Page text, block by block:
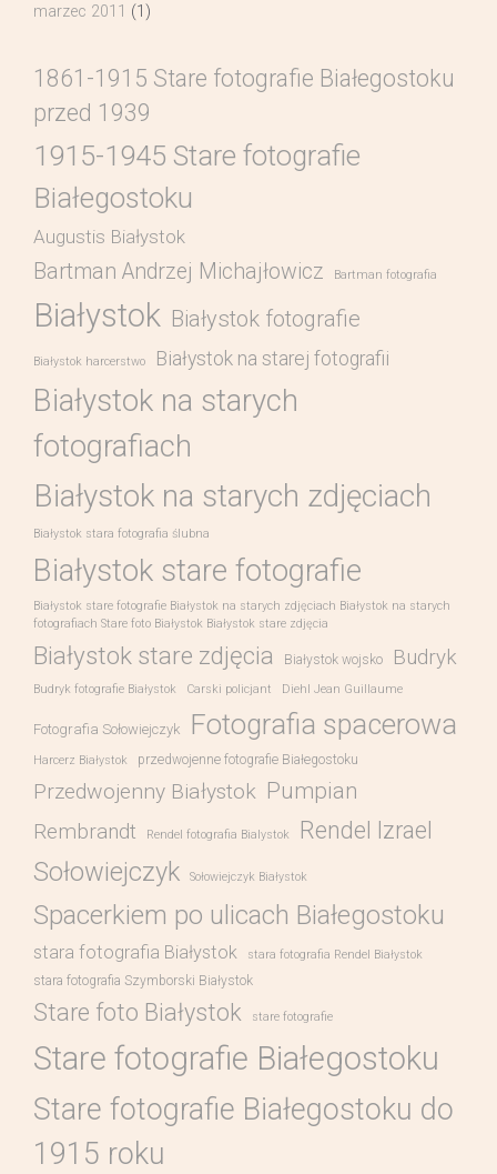
marzec 2011 (1)
1861-1915 Stare fotografie Białegostoku
przed 1939
1915-1945 Stare fotografie
Białegostoku
Augustis Białystok
Bartman Andrzej Michajłowicz Bartman fotografia
Białystok Białystok fotografie
Białystok harcerstwo Białystok na starej fotografii
Białystok na starych
fotografiach
Białystok na starych zdjęciach
Białystok stara fotografia ślubna
Białystok stare fotografie
Białystok stare fotografie Białystok na starych zdjęciach Białystok na starych
fotografiach Stare foto Białystok Białystok stare zdjęcia
Białystok stare zdjęcia Białystok wojsko Budryk
Budryk fotografie Białystok Carski policjant Diehl Jean Guillaume
Fotografia Sołowiejczyk Fotografia spacerowa
Harcerz Białystok przedwojenne fotografie Białegostoku
Przedwojenny Białystok Pumpian
Rembrandt Rendel fotografia Bialystok Rendel Izrael
Sołowiejczyk Sołowiejczyk Białystok
Spacerkiem po ulicach Białegostoku
stara fotografia Białystok stara fotografia Rendel Białystok
stara fotografia Szymborski Białystok
Stare foto Białystok stare fotografie
Stare fotografie Białegostoku
Stare fotografie Białegostoku do
1915 roku